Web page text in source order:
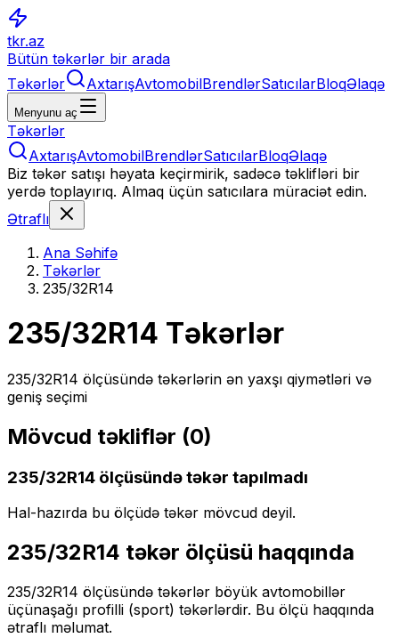
tkr.az
Bütün təkərlər bir arada
Təkərlər
AxtarışAvtomobilBrendlərSatıcılarBloqƏlaqə
Menyunu aç
Təkərlər
AxtarışAvtomobilBrendlərSatıcılarBloqƏlaqə
Biz təkər satışı həyata keçirmirik, sadəcə təklifləri bir
yerdə toplayırıq. Almaq üçün satıcılara müraciət edin.
Ətraflı
Ana Səhifə
Təkərlər
235/32R14
235/32R14 Təkərlər
235/32R14 ölçüsündə təkərlərin ən yaxşı qiymətləri və
geniş seçimi
Mövcud təkliflər (0)
235/32R14 ölçüsündə təkər tapılmadı
Hal-hazırda bu ölçüdə təkər mövcud deyil.
235/32R14 təkər ölçüsü haqqında
235/32R14 ölçüsündə təkərlər böyük avtomobillər
üçünaşağı profilli (sport) təkərlərdir. Bu ölçü haqqında
ətraflı məlumat.